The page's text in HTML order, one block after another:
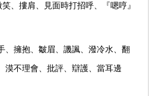
、摟肩、見面時打招呼、『嗯哼』
、擁抱、皺眉、譏諷、潑冷水、翻
漠不理會、批評、辯護、當耳邊